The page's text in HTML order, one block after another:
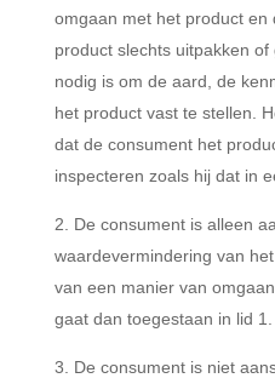
omgaan met het product en
product slechts uitpakken
nodig is om de aard, de
het product vast te stellen.
dat de consument het
inspecteren zoals hij dat in
De consument is alleen
waardevermindering van
van een manier van
gaat dan toegestaan in lid 1.
De consument is niet